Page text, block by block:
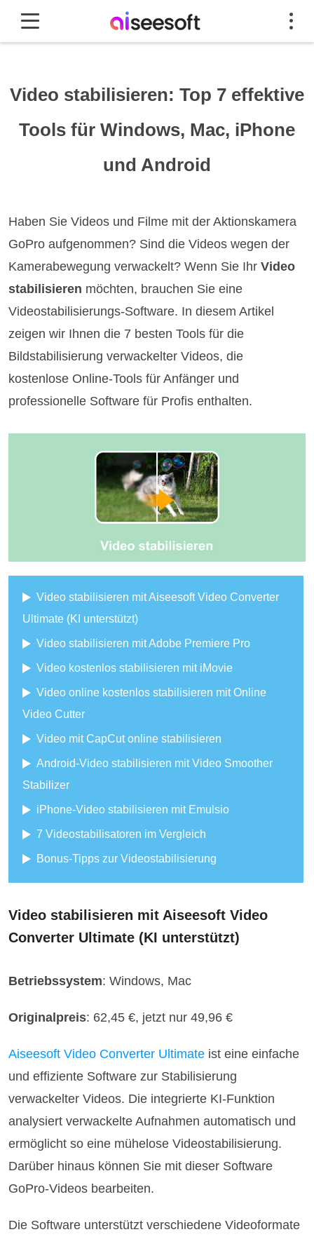
Video stabilisieren: Top 7 effektive
Tools für Windows, Mac, iPhone
und Android
Haben Sie Videos und Filme mit der Aktionskamera
GoPro aufgenommen? Sind die Videos wegen der
Kamerabewegung verwackelt? Wenn Sie IhrVideo
stabilisieren möchten, brauchen Sie eine
Videostabilisierungs-Software. In diesem Artikel
zeigen wir Ihnen die 7 besten Tools für die
Bildstabilisierung verwackelter Videos, die
kostenlose Online-Tools für Anfänger und
professionelle Software für Profis enthalten.
Video stabilisieren mit Aiseesoft Video Converter
Ultimate (KI unterstützt)
Video stabilisieren mit Adobe Premiere Pro
Video kostenlos stabilisieren mit iMovie
Video online kostenlos stabilisieren mit Online
Video Cutter
Video mit CapCut online stabilisieren
Android-Video stabilisieren mit Video Smoother
Stabilizer
iPhone-Video stabilisieren mit Emulsio
7 Videostabilisatoren im Vergleich
Bonus-Tipps zur Videostabilisierung
Video stabilisieren mit Aiseesoft Video
Converter Ultimate (KI unterstützt)
Betriebssystem: Windows, Mac
Originalpreis: 62,45 €, jetzt nur 49,96 €
Aiseesoft Video Converter Ultimate ist eine einfache
und effiziente Software zur Stabilisierung
verwackelter Videos. Die integrierte KI-Funktion
analysiert verwackelte Aufnahmen automatisch und
ermöglicht so eine mühelose Videostabilisierung.
Darüber hinaus können Sie mit dieser Software
GoPro-Videos bearbeiten.
Die Software unterstützt verschiedene Videoformate